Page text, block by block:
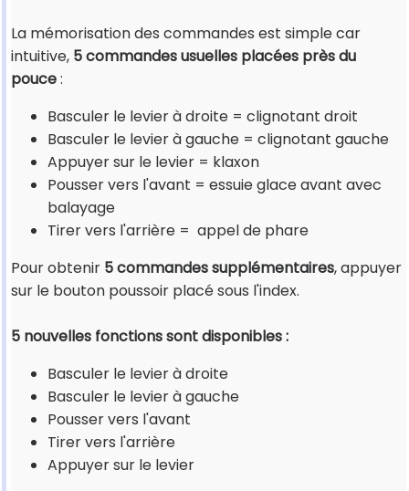
La mémorisation des commandes est simple car
intuitive, 5 commandes usuelles placées près du
pouce:
Basculer le levier à droite = clignotant droit
Basculer le levier à gauche = clignotant gauche
Appuyer sur le levier = klaxon
Pousser vers l'avant = essuie glace avant avec
balayage
Tirer vers l'arrière = appel de phare
Pour obtenir 5 commandes supplémentaires, appuyer
sur le bouton poussoir placé sous l'index.
5 nouvelles fonctions sont disponibles :
Basculer le levier à droite
Basculer le levier à gauche
Pousser vers l'avant
Tirer vers l'arrière
Appuyer sur le levier